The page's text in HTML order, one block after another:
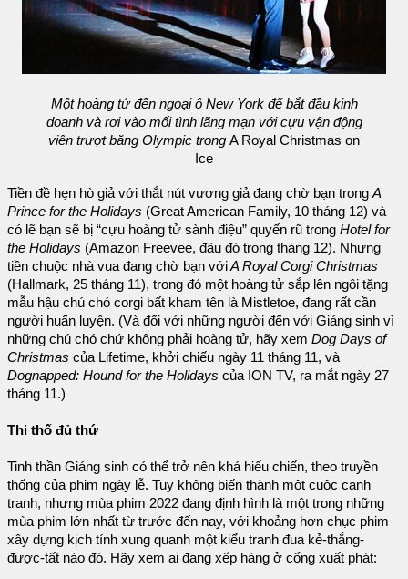
Một hoàng tử đến ngoại ô New York để bắt đầu kinh
doanh và rơi vào mối tình lãng mạn với cựu vận động
viên trượt băng Olympic trong A Royal Christmas on
Ice
Tiền đề hẹn hò giả với thắt nút vương giả đang chờ bạn trong A
Prince for the Holidays (Great American Family, 10 tháng 12) và
có lẽ bạn sẽ bị “cựu hoàng tử sành điệu” quyến rũ trong Hotel for
the Holidays (Amazon Freevee, đâu đó trong tháng 12). Nhưng
tiền chuộc nhà vua đang chờ bạn vớiA Royal Corgi Christmas
(Hallmark, 25 tháng 11), trong đó một hoàng tử sắp lên ngôi tặng
mẫu hậu chú chó corgi bất kham tên là Mistletoe, đang rất cần
người huấn luyện. (Và đối với những người đến với Giáng sinh vì
những chú chó chứ không phải hoàng tử, hãy xem Dog Days of
Christmas của Lifetime, khởi chiếu ngày 11 tháng 11, và
Dognapped: Hound for the Holidays của ION TV, ra mắt ngày 27
tháng 11.)
Thi thố đủ thứ
Tinh thần Giáng sinh có thể trở nên khá hiếu chiến, theo truyền
thống của phim ngày lễ. Tuy không biến thành một cuộc cạnh
tranh, nhưng mùa phim 2022 đang định hình là một trong những
mùa phim lớn nhất từ ​​trước đến nay, với khoảng hơn chục phim
xây dựng kịch tính xung quanh một kiểu tranh đua kẻ-thắng-
được-tất nào đó. Hãy xem ai đang xếp hàng ở cổng xuất phát: